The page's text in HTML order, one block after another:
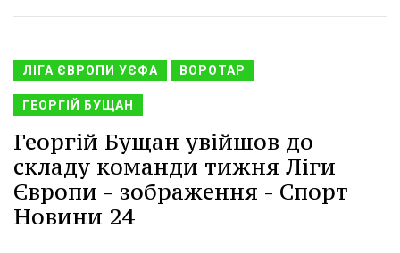
ЛІГА ЄВРОПИ УЄФА ВОРОТАР
ГЕОРГІЙ БУЩАН
Георгій Бущан увійшов до
складу команди тижня Ліги
Європи - зображення - Спорт
Новини 24